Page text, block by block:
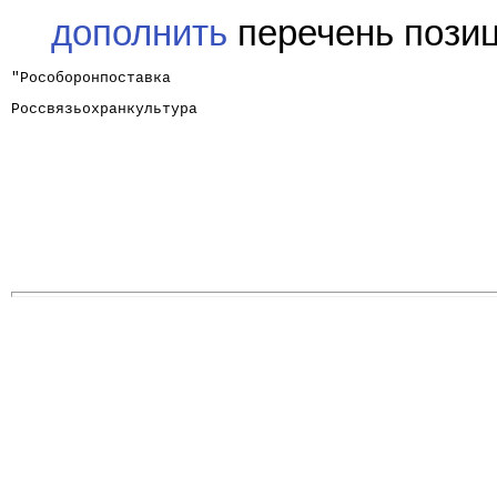
дополнить перечень
"Рособоронпоставка
Россвязьохранкультура